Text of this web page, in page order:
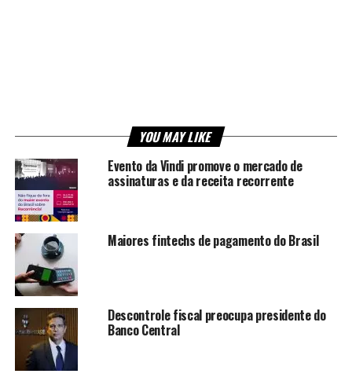
YOU MAY LIKE
Evento da Vindi promove o mercado de
assinaturas e da receita recorrente
Maiores fintechs de pagamento do Brasil
Descontrole fiscal preocupa presidente do
Banco Central